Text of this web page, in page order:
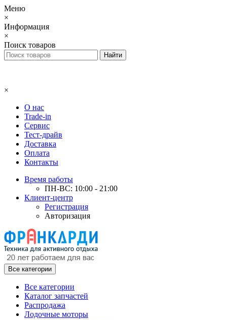
Меню
×
Информация
×
Поиск товаров
×
О нас
Trade-in
Сервис
Тест-драйв
Доставка
Оплата
Контакты
Время работы
ПН-ВС: 10:00 - 21:00
Клиент-центр
Регистрация
Авторизация
Все категории
Все категории
Каталог запчастей
Распродажа
Лодочные моторы